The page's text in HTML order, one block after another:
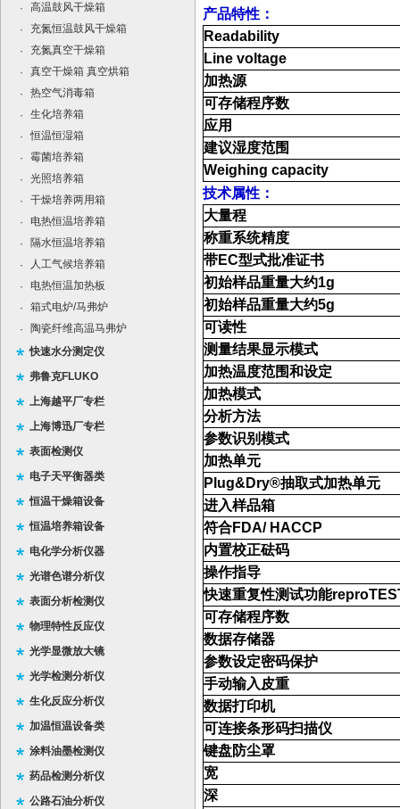
·
高温鼓风干燥箱
·
充氮恒温鼓风干燥箱
·
充氮真空干燥箱
·
真空干燥箱 真空烘箱
·
热空气消毒箱
·
生化培养箱
·
恒温恒湿箱
·
霉菌培养箱
·
光照培养箱
·
干燥培养两用箱
·
电热恒温培养箱
·
隔水恒温培养箱
·
人工气候培养箱
·
电热恒温加热板
·
箱式电炉/马弗炉
·
陶瓷纤维高温马弗炉
快速水分测定仪
弗鲁克FLUKO
上海越平厂专栏
上海博迅厂专栏
表面检测仪
电子天平衡器类
恒温干燥箱设备
恒温培养箱设备
电化学分析仪器
光谱色谱分析仪
表面分析检测仪
物理特性反应仪
光学显微放大镜
光学检测分析仪
生化反应分析仪
加温恒温设备类
涂料油墨检测仪
药品检测分析仪
公路石油分析仪
产品特性：
Readability
Line voltage
加热源
可存储程序数
应用
建议湿度范围
Weighing capacity
技术属性：
大量程
称重系统精度
带EC型式批准证书
初始样品重量大约1g
初始样品重量大约5g
可读性
测量结果显示模式
加热温度范围和设定
加热模式
分析方法
参数识别模式
加热单元
Plug&Dry®抽取式加热单元
进入样品箱
符合FDA/ HACCP
内置校正砝码
操作指导
快速重复性测试功能
可存储程序数
数据存储器
参数设定密码保护
手动输入皮重
数据打印机
可连接条形码扫描仪
键盘防尘罩
宽
深